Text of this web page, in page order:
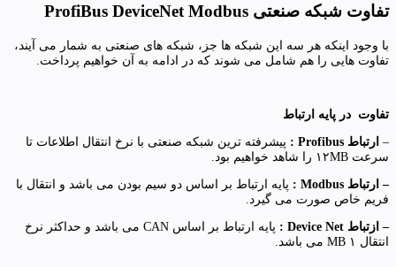
تفاوت شبکه صنعتی ProfiBus DeviceNet Modbus
با وجود اینکه هر سه این شبکه ها جز، شبکه های صنعتی به شمار می آیند،
تفاوت هایی را هم شامل می شوند که در ادامه به آن خواهیم پرداخت.
تفاوت در پایه ارتباط
– ارتباط Profibus :
پیشرفته ترین شبکه صنعتی با نرخ انتقال اطلاعات تا
سرعت ۱۲MB را شاهد خواهیم بود.
– ارتباط Modbus :
پایه ارتباط بر اساس دو سیم بودن می باشد و انتقال با
فریم خاص صورت می گیرد.
– ازتباط Device Net :
پایه ارتباط بر اساس CAN می باشد و حداکثر نرخ
انتقال ۱ MB می باشد.